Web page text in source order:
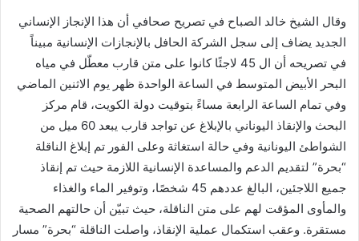
وقال الشيخ خالد الصباح في تصريح صحافي أن هذا الإنجاز الإنساني
الجديد يضاف إلى سجل الشركة الحافل بالإنجازات الإنسانية مبيناً
في تصريحه أن ال 45 لاجئًا كانوا على متن قارب معطّل في مياه
البحر الأبيض المتوسط في الساعة الواحدة ظهر يوم الاثنين الماضي
وفي تمام الساعة الرابعة مساءً بتوقيت دولة الكويت، قام مركز
البحث والإنقاذ اليوناني بالإبلاغ عن تواجد قارب يبعد 60 ميل من
الشواطئ اليونانية وفي حالة استغاثة وعلى الفور تم إبلاغ الناقلة
“بحرة” لتقديم الدعم والمساعدة الإنسانية اللازمة حيث تم إنقاذ
جميع اللاجئين، البالغ عددهم 45 شخصًا، وتوفير الماء والغذاء
والمأوى المؤقت لهم على متن الناقلة، حيث تبيّن أن حالتهم الصحية
مستقرة. وعقب استكمال عملية الإنقاذ، واصلت الناقلة “بحرة” مسار